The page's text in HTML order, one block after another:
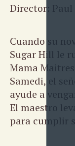
Director: Paul
Cuando su
Sugar Hill le
Mama
Samedi, el
ayude a
El maestro
para cumplir